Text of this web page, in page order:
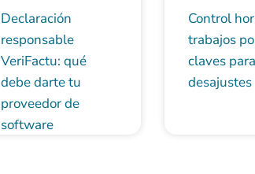
Declaración
responsable
VeriFactu: qué
debe darte tu
proveedor de
software
Control
trabajos
claves
desajustes